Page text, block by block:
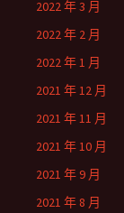
2022 年 3 月
2022 年 2 月
2022 年 1 月
2021 年 12 月
2021 年 11 月
2021 年 10 月
2021 年 9 月
2021 年 8 月